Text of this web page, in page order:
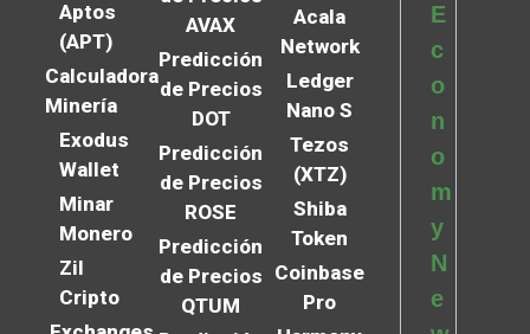
Aptos
(APT)
Calculadora
Minería
Exodus
Wallet
Minar
Monero
Zil
Cripto
AVAX
Predicción
de Precios
DOT
Predicción
de Precios
ROSE
Predicción
de Precios
QTUM
Acala
Network
Ledger
Nano S
Tezos
(XTZ)
Shiba
Token
Coinbase
Pro
E
c
o
n
o
m
y
N
e